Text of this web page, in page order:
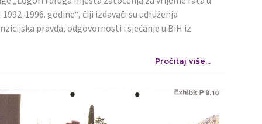
1992-1996. godine“, čiji izdavači su udruženja
pravda, odgovornosti i sjećanje u BiH iz
Pročitaj više...